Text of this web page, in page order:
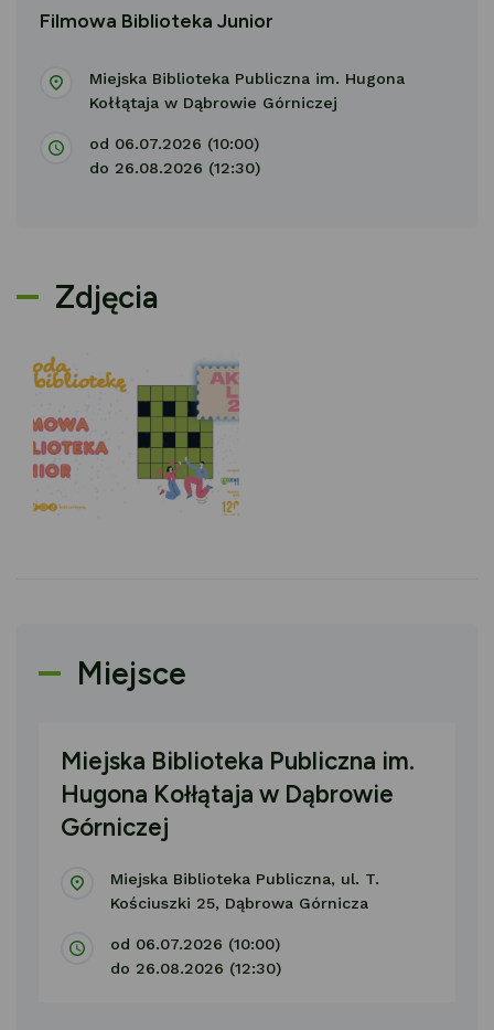
Filmowa Biblioteka Junior
Miejska Biblioteka Publiczna im. Hugona
Kołłątaja w Dąbrowie Górniczej
od 06.07.2026 (10:00)
do 26.08.2026 (12:30)
Zdjęcia
Miejsce
Miejska Biblioteka Publiczna im.
Hugona Kołłątaja w Dąbrowie
Górniczej
Miejska Biblioteka Publiczna, ul. T.
Kościuszki 25, Dąbrowa Górnicza
od 06.07.2026 (10:00)
do 26.08.2026 (12:30)